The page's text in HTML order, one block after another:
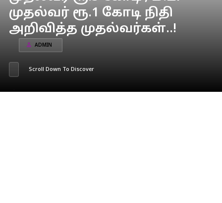
முதல்வர் ரூ.1 கோடி நிதி
அறிவித்த முதல்வர்கள்..!
ADMIN
Scroll Down To Discover